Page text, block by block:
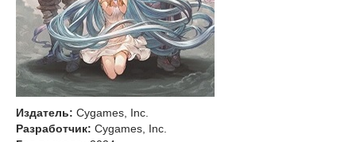
Издатель: Cygames, Inc.
Разработчик: Cygames, Inc.